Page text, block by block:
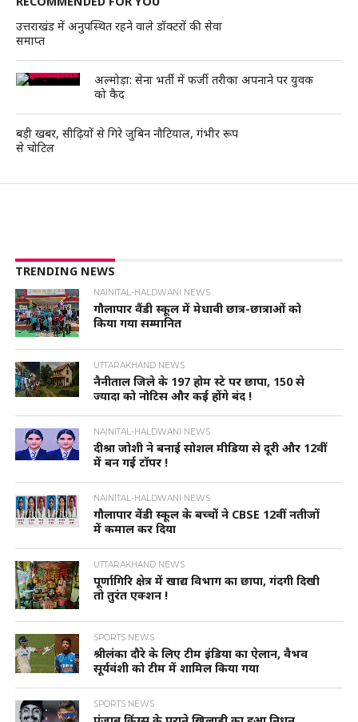
उत्तराखंड में अनुपस्थित रहने वाले डॉक्टरों की सेवा
समाप्त
अल्मोड़ा: सेना भर्ती में फर्जी तरीका अपनाने पर युवक
को कैद
बड़ी खबर, सीढ़ियों से गिरे जुबिन नौटियाल, गंभीर रूप
से चोटिल
TRENDING NEWS
NAINITAL-HALDWANI NEWS
गौलापार वैंडी स्कूल में मेधावी छात्र-छात्राओं को
किया गया सम्मानित
UTTARAKHAND NEWS
नैनीताल जिले के 197 होम स्टे पर छापा, 150 से
ज्यादा को नोटिस और कई होंगे बंद !
NAINITAL-HALDWANI NEWS
दीश्रा जोशी ने बनाई सोशल मीडिया से दूरी और 12वीं
में बन गई टॉपर !
NAINITAL-HALDWANI NEWS
गौलापार वेंडी स्कूल के बच्चों ने CBSE 12वीं नतीजों
में कमाल कर दिया
UTTARAKHAND NEWS
पूर्णागिरि क्षेत्र में खाद्य विभाग का छापा, गंदगी दिखी
तो तुरंत एक्शन !
SPORTS NEWS
श्रीलंका दौरे के लिए टीम इंडिया का ऐलान, वैभव
सूर्यवंशी को टीम में शामिल किया गया
SPORTS NEWS